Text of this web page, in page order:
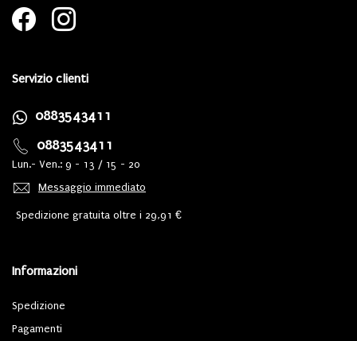
Servizio clienti
0883543411
0883543411
Lun.- Ven.: 9 - 13 / 15 - 20
Messaggio immediato
Spedizione gratuita oltre i 29,91 €
Informazioni
Spedizione
Pagamenti